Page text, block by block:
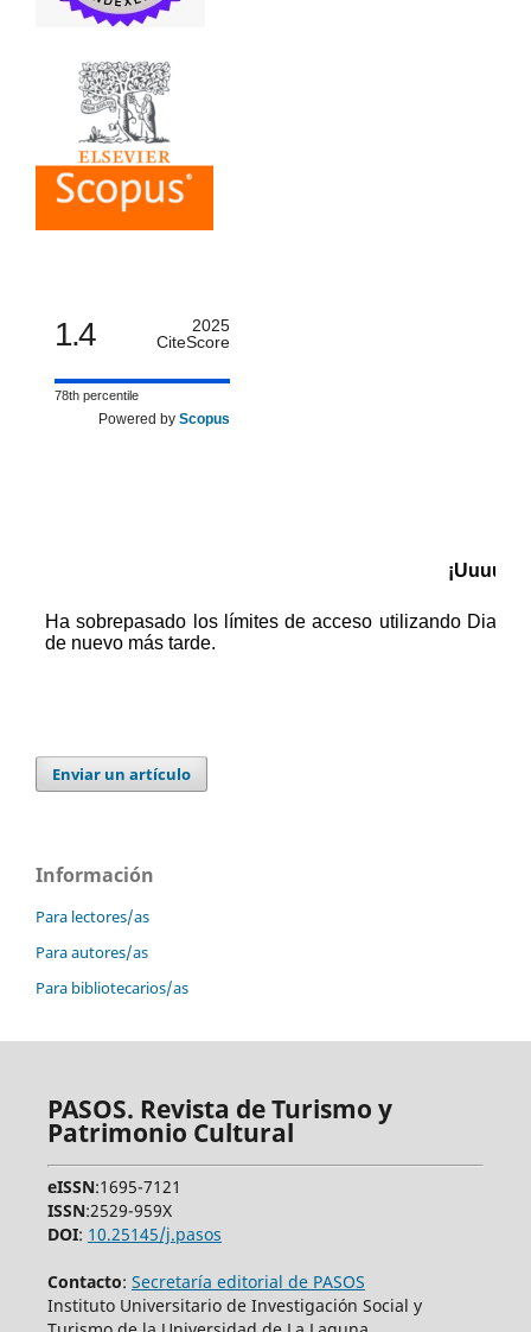
1.4
2025
CiteScore
78th percentile
Powered by Scopus
Enviar un artículo
Información
Para lectores/as
Para autores/as
Para bibliotecarios/as
PASOS. Revista de Turismo y
Patrimonio Cultural
eISSN:1695-7121
ISSN:2529-959X
DOI: 10.25145/j.pasos
Contacto: Secretaría editorial de PASOS
Instituto Universitario de Investigación Social y